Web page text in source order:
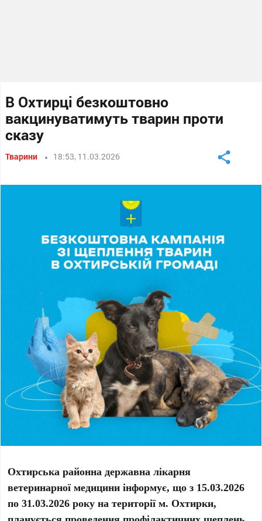
В Охтирці безкоштовно
вакцинуватимуть тварин проти
сказу
Тварини 18:53, 11.03.2026
Охтирська районна державна лікарня
ветеринарної медицини інформує, що з 15.03.2026
по 31.03.2026 року на території м. Охтирки,